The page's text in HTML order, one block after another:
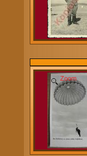
Zoom